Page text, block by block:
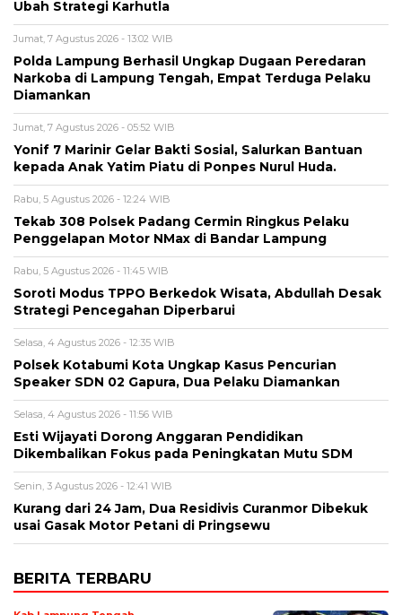
Ubah Strategi Karhutla
Jumat, 7 Agustus 2026 - 13:02 WIB
Polda Lampung Berhasil Ungkap Dugaan Peredaran
Narkoba di Lampung Tengah, Empat Terduga Pelaku
Diamankan
Jumat, 7 Agustus 2026 - 05:52 WIB
Yonif 7 Marinir Gelar Bakti Sosial, Salurkan Bantuan
kepada Anak Yatim Piatu di Ponpes Nurul Huda.
Rabu, 5 Agustus 2026 - 12:24 WIB
Tekab 308 Polsek Padang Cermin Ringkus Pelaku
Penggelapan Motor NMax di Bandar Lampung
Rabu, 5 Agustus 2026 - 11:45 WIB
Soroti Modus TPPO Berkedok Wisata, Abdullah Desak
Strategi Pencegahan Diperbarui
Selasa, 4 Agustus 2026 - 12:35 WIB
Polsek Kotabumi Kota Ungkap Kasus Pencurian
Speaker SDN 02 Gapura, Dua Pelaku Diamankan
Selasa, 4 Agustus 2026 - 11:56 WIB
Esti Wijayati Dorong Anggaran Pendidikan
Dikembalikan Fokus pada Peningkatan Mutu SDM
Senin, 3 Agustus 2026 - 12:41 WIB
Kurang dari 24 Jam, Dua Residivis Curanmor Dibekuk
usai Gasak Motor Petani di Pringsewu
BERITA TERBARU